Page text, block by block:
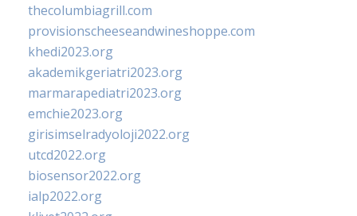
thecolumbiagrill.com
provisionscheeseandwineshoppe.com
khedi2023.org
akademikgeriatri2023.org
marmarapediatri2023.org
emchie2023.org
girisimselradyoloji2022.org
utcd2022.org
biosensor2022.org
ialp2022.org